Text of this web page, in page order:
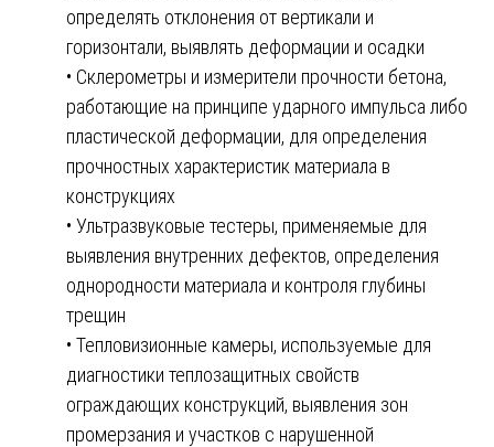
определять отклонения от вертикали и
горизонтали, выявлять деформации и осадки
• Склерометры и измерители прочности бетона,
работающие на принципе ударного импульса либо
пластической деформации, для определения
прочностных характеристик материала в
конструкциях
• Ультразвуковые тестеры, применяемые для
выявления внутренних дефектов, определения
однородности материала и контроля глубины
трещин
• Тепловизионные камеры, используемые для
диагностики теплозащитных свойств
ограждающих конструкций, выявления зон
промерзания и участков с нарушенной